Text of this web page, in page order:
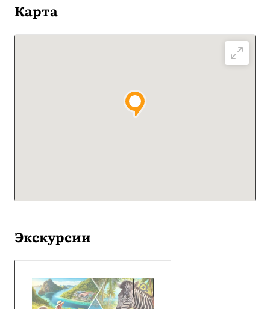
Карта
Экскурсии